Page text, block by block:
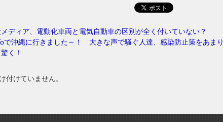
ディア、電動化車両と電気自動車の区別が全く付いていない？
で沖縄に行きました～！ 大きな声で騒ぐ人達、感染防止策をあまり
く！
付けていません。